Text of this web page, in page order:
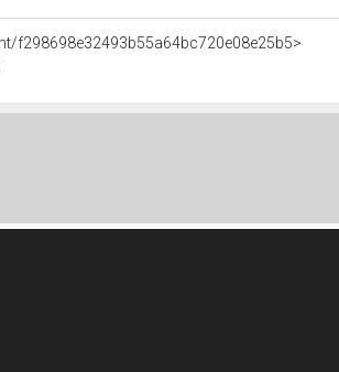
f298698e32493b55a64bc720e08e25b5>